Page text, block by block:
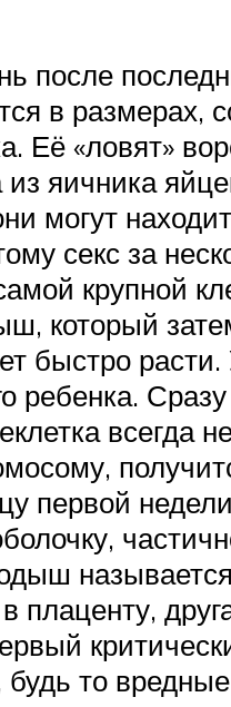
после
в размерах,
Её «ловят»
яичника
могут
секс за
крупной
который
быстро
ребенка.
всегда
первой
плаценту,
то